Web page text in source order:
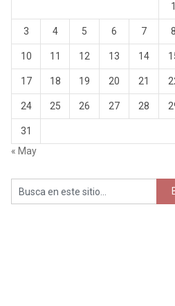
1
3 4 5 6 7 8
10 11 12 13 14
17 18 19 20 21
24 25 26 27 28
31
« May